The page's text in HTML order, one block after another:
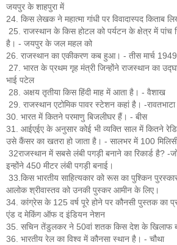
जयपुर के शाहपुरा में
24. किस लेखक ने महात्मा गांधी पर विवादास्पद किताब
25. राजस्थान के किस होटल को पर्यटन के क्षेत्र में पांच
है। - जयपुर के जल महल को
26. राजस्थान का एकीकरण कब हुआ। - तीस मार्च 1949
27. भारत के प्रथम गृह मंत्री जिन्होंने राजस्थान का
भाई पटेल
28. अक्षय तृतीया किस हिंदी माह में आता है। - वैशाख
29. राजस्थान एटोमिक पावर स्टेशन कहां है। -रावतभाटा
30. भारत में कितने परमाणु बिजलीघर हैं। - बीस
31. आईएईए के अनुसार कोई भी व्यक्ति साल में कितने
उसे कैंसर का खतरा हो जाता है। - सालभर में 100
32राजस्थान में सबसे लंबी पगड़ी बनाने का रिकार्ड है? -
इन्होंने 450 मीटर लंबी पगड़ी बनाई।
33.किस भारतीय साहित्यकार को रूस का पुश्किन
आलोक श्रीवास्तव को उनकी पुस्कर आमीन के लिए।
34. कांग्रेस के 125 वर्ष पूरे होने पर कौनसी पुस्तक का
एंड द मेकिंग ऑफ द इंडियन नेशन
35. सचिन तेंडुलकर ने 50वां शतक किस देश के खिलाफ
36. भारतीय रेल का विश्व में कौनसा स्थान है। - चौथा